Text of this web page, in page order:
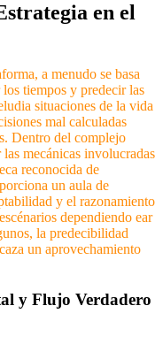
en el
a menudo se basa
tiempos y predecir las
situaciones de la vida
mal calculadas
Dentro del complejo
mecánicas involucradas
reconocida de
un aula de
y el razonamiento
dependiendo ear
la predecibilidad
un aprovechamiento
y Flujo Verdadero